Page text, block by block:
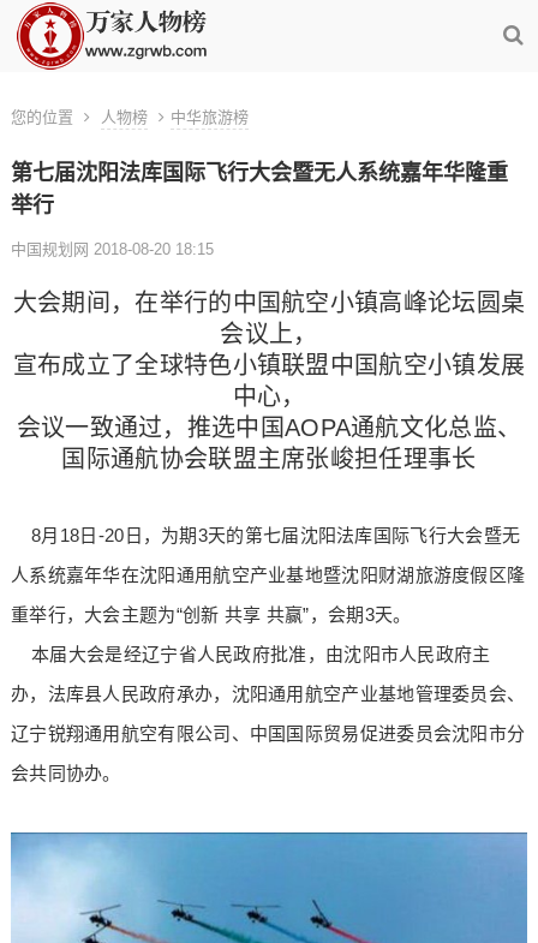
您的位置 人物榜 中华旅游榜
第七届沈阳法库国际飞行大会暨无人系统嘉年华隆重
举行
中国规划网 2018-08-20 18:15
大会期间，在举行的中国航空小镇高峰论坛圆桌
会议上，
宣布成立了全球特色小镇联盟中国航空小镇发展
中心，
会议一致通过，推选中国AOPA通航文化总监、
国际通航协会联盟主席张峻担任理事长
8月18日-20日，为期3天的第七届沈阳法库国际飞行大会暨无
人系统嘉年华在沈阳通用航空产业基地暨沈阳财湖旅游度假区隆
重举行，大会主题为“创新 共享 共赢”，会期3天。
本届大会是经辽宁省人民政府批准，由沈阳市人民政府主
办，法库县人民政府承办，沈阳通用航空产业基地管理委员会、
辽宁锐翔通用航空有限公司、中国国际贸易促进委员会沈阳市分
会共同协办。